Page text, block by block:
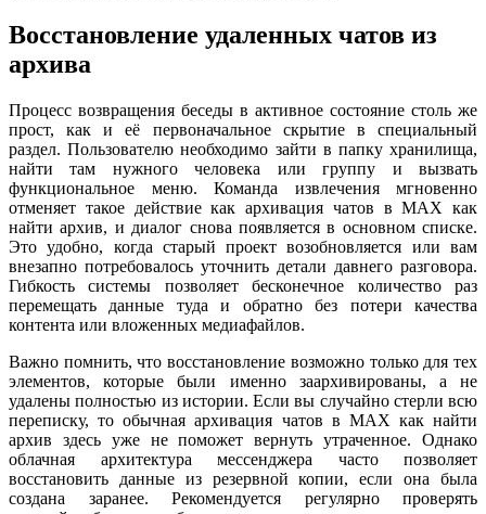
Восстановление удаленных чатов из
архива
Процесс возвращения беседы в активное состояние столь же
прост, как и её первоначальное скрытие в специальный
раздел. Пользователю необходимо зайти в папку хранилища,
найти там нужного человека или группу и вызвать
функциональное меню. Команда извлечения мгновенно
отменяет такое действие как архивация чатов в MAX как
найти архив, и диалог снова появляется в основном списке.
Это удобно, когда старый проект возобновляется или вам
внезапно потребовалось уточнить детали давнего разговора.
Гибкость системы позволяет бесконечное количество раз
перемещать данные туда и обратно без потери качества
контента или вложенных медиафайлов.
Важно помнить, что восстановление возможно только для тех
элементов, которые были именно заархивированы, а не
удалены полностью из истории. Если вы случайно стерли всю
переписку, то обычная архивация чатов в MAX как найти
архив здесь уже не поможет вернуть утраченное. Однако
облачная архитектура мессенджера часто позволяет
восстановить данные из резервной копии, если она была
создана заранее. Рекомендуется регулярно проверять